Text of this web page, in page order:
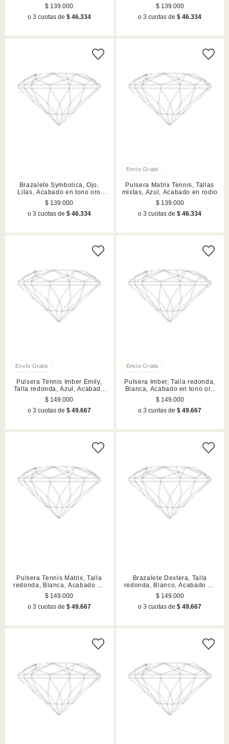
tono oro rosa
$ 139.000
o 3 cuotas de $ 46.334
oro
$ 139.000
o 3 cuotas de$ 46.334
Brazalete Symbolica, Ojo,
Lilas, Acabado en tono oro
rosa
$ 139.000
o 3 cuotas de $ 46.334
Pulsera Matrix Tennis, Tallas
mixtas, Azul, Acabado en rodio
$ 139.000
o 3 cuotas de$ 46.334
Pulsera Tennis Imber Emily,
Talla redonda, Azul, Acabado
en rodio
$ 149.000
o 3 cuotas de $ 49.667
Pulsera Imber, Talla redonda,
Blanca, Acabado en tono oro
rosa
$ 149.000
o 3 cuotas de$ 49.667
Pulsera Tennis Matrix, Talla
redonda, Blanca, Acabado en
tono oro
$ 149.000
o 3 cuotas de $ 49.667
Brazalete Dextera, Talla
redonda, Blanco, Acabado en
rodio
$ 149.000
o 3 cuotas de$ 49.667